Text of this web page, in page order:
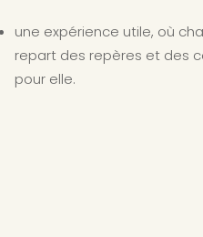
une expérience utile, où
repart des repères et des
pour elle.